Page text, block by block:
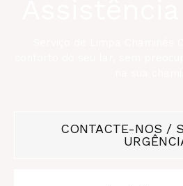
CONTACTE-NOS /